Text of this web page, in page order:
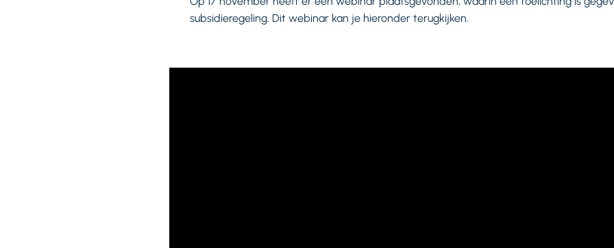
subsidieregeling. Dit webinar kan je hieronder terugkijken.